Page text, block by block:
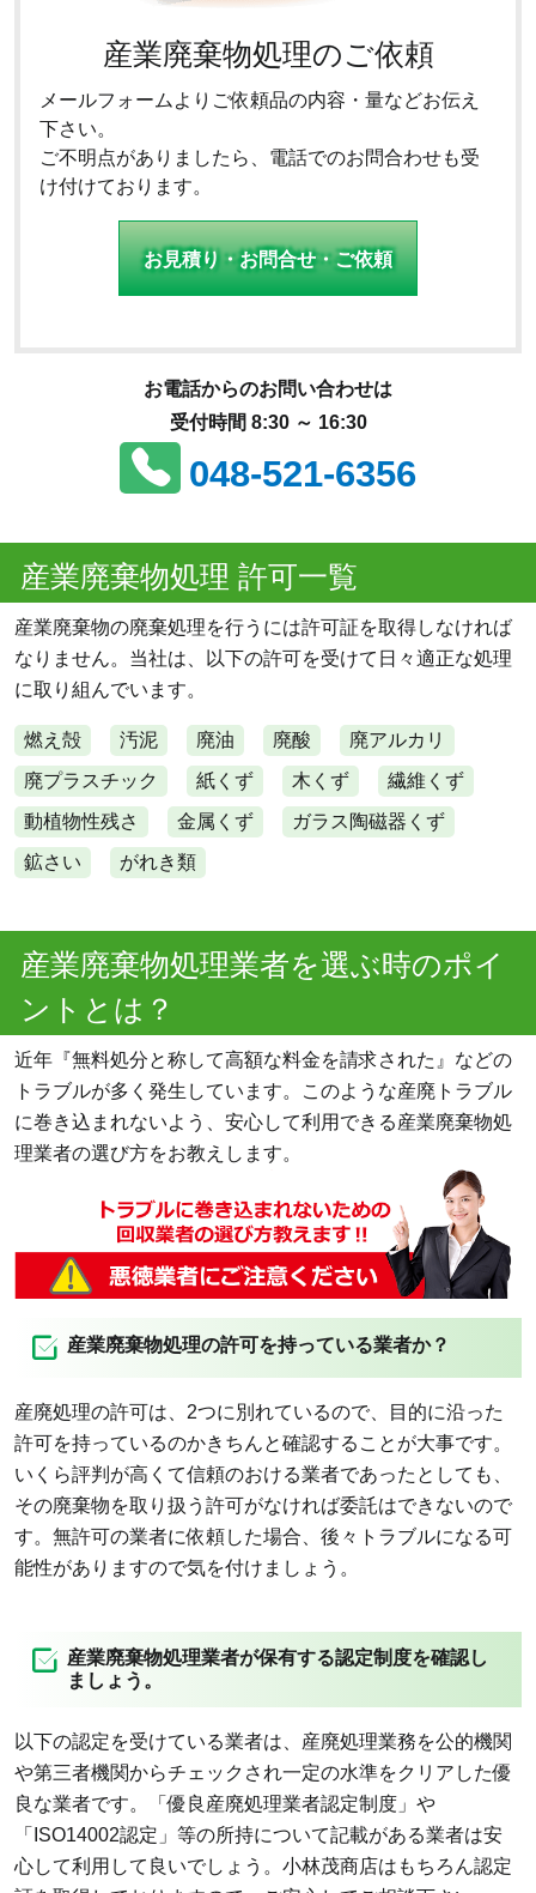
産業廃棄物処理のご依頼
メールフォームよりご依頼品の内容・量などお伝え
下さい。
ご不明点がありましたら、電話でのお問合わせも受
け付けております。
お見積り・お問合せ・ご依頼
お電話からのお問い合わせは
受付時間 8:30 ～ 16:30
048-521-6356
産業廃棄物処理 許可一覧
産業廃棄物の廃棄処理を行うには許可証を取得しなければ
なりません。当社は、以下の許可を受けて日々適正な処理
に取り組んでいます。
燃え殻 汚泥 廃油 廃酸
廃アルカリ
廃プラスチック
紙くず 木くず
繊維くず
動植物性残さ
金属くず
ガラス陶磁器くず
鉱さい
がれき類
産業廃棄物処理業者を選ぶ時のポイ
ントとは？
近年『無料処分と称して高額な料金を請求された』などの
トラブルが多く発生しています。このような産廃トラブル
に巻き込まれないよう、安心して利用できる産業廃棄物処
理業者の選び方をお教えします。
産業廃棄物処理の許可を持っている業者か？
産廃処理の許可は、2つに別れているので、目的に沿った
許可を持っているのかきちんと確認することが大事です。
いくら評判が高くて信頼のおける業者であったとしても、
その廃棄物を取り扱う許可がなければ委託はできないので
す。無許可の業者に依頼した場合、後々トラブルになる可
能性がありますので気を付けましょう。
産業廃棄物処理業者が保有する認定制度を確認し
ましょう。
以下の認定を受けている業者は、産廃処理業務を公的機関
や第三者機関からチェックされ一定の水準をクリアした優
良な業者です。「優良産廃処理業者認定制度」や
「ISO14002認定」等の所持について記載がある業者は安
心して利用して良いでしょう。小林茂商店はもちろん認定